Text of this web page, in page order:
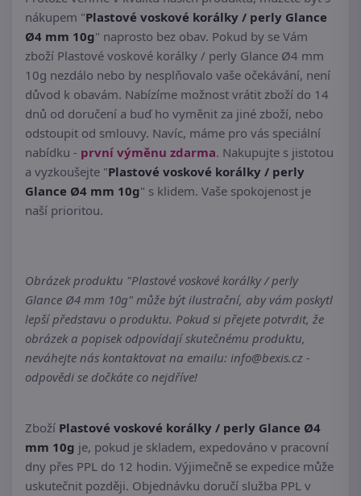
nákupem "Plastové voskové korálky / perly Glance
Ø4 mm 10g" naprosto bez obav. Pokud by se Vám
zboží Plastové voskové korálky / perly Glance Ø4 mm
10g nezdálo nebo by nesplňovalo vaše očekávání, není
důvod k obavám. Nabízíme možnost vrátit zboží do 14
dnů od doručení a buď ho vyměnit za jiné zboží, nebo
odstoupit od smlouvy. Navíc, máme pro vás speciální
nabídku - první výměnu zdarma. Nakupujte s jistotou
a vyzkoušejte "Plastové voskové korálky / perly
Glance Ø4 mm 10g" s klidem. Vaše spokojenost je
naší prioritou.
Obrázek produktu "Plastové voskové korálky / perly
Glance Ø4 mm 10g" může být ilustrační, aby vám poskytl
lepší představu o produktu. Pokud si přejete potvrdit, že
obrázek a popisek odpovídají skutečnému produktu,
neváhejte nás kontaktovat na emailu: info@bexis.cz -
odpovědi se dočkáte co nejdříve!
Zboží Plastové voskové korálky / perly Glance Ø4
mm 10g je, pokud je skladem, expedováno v pracovní
dny přes PPL do 12 hodin. Výjimečně se expedice může
uskutečnit později. Objednávku doručí služba PPL v